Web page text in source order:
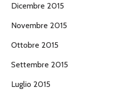
Dicembre 2015
Novembre 2015
Ottobre 2015
Settembre 2015
Luglio 2015